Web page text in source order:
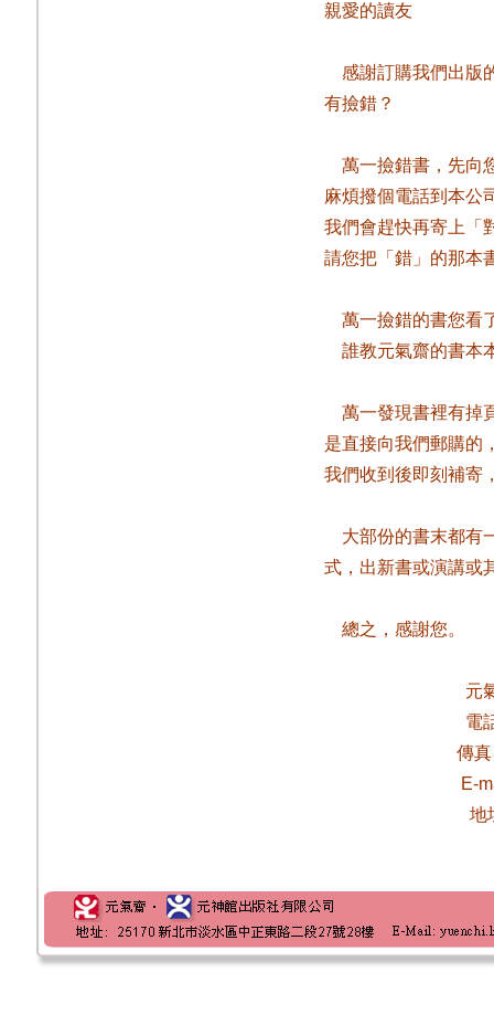
親愛的讀友
感謝訂購我們出版
有撿錯？
萬一撿錯書，先向
麻煩撥個電話到本公
我們會趕快再寄上「
請您把「錯」的那本
萬一撿錯的書您看
誰教元氣齋的書本
萬一發現書裡有掉
是直接向我們郵購的
我們收到後即刻補寄
大部份的書末都有
式，出新書或演講或
總之，感謝您。
元
電
傳
E-
地址 25170